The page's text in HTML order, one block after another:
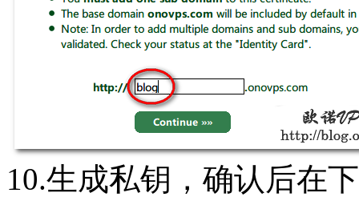
10.生成私钥，确认后在